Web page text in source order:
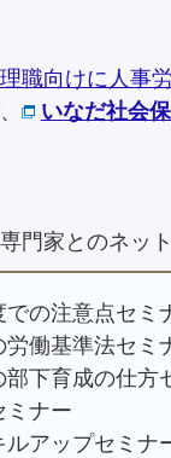
職向けに人事
いなだ社会
門家とのネッ
での注意点セミ
労働基準法セミ
部下育成の仕方
ミナー
ルアップセミナ